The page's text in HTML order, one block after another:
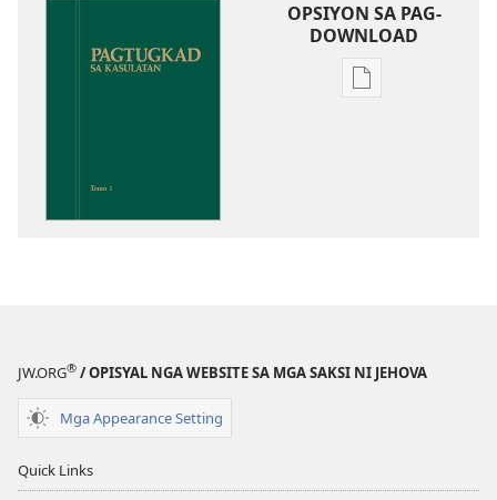
OPSIYON SA PAG-
DOWNLOAD
Opsiyon
JW.ORG® / OPISYAL NGA WEBSITE SA MGA SAKSI NI JEHOVA
Mga Appearance Setting
Quick Links